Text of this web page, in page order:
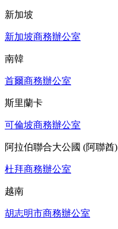
新加坡
新加坡商務辦公室
南韓
首爾商務辦公室
斯里蘭卡
可倫坡商務辦公室
阿拉伯聯合大公國 (阿聯酋)
杜拜商務辦公室
越南
胡志明市商務辦公室